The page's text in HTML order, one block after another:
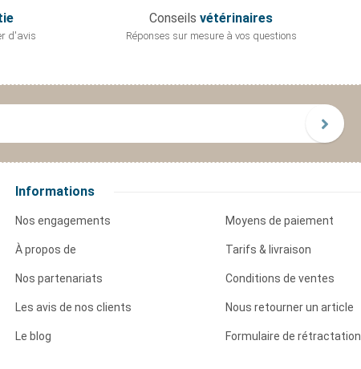
d'avis
Conseils vétérinaires
Réponses sur mesure à vos questions
Informations
Nos engagements
À propos de
Nos partenariats
Les avis de nos clients
Le blog
Moyens de paiement
Tarifs & livraison
Conditions de ventes
Nous retourner un article
Formulaire de rétractation